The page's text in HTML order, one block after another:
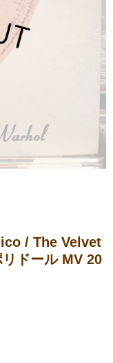
/ The Velvet
ドール MV 20